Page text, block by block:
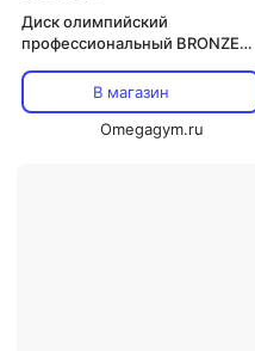
Диск олимпийский
профессиональный BRONZE
В магазин
Omegagym.ru